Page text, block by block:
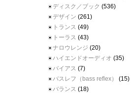
ディスク／ブック (536)
デザイン (261)
トランス (49)
トーラス (43)
ナロウレンジ (20)
ハイエンドオーディオ (35)
バイアス (7)
バスレフ（bass reflex）
(15)
バランス (18)